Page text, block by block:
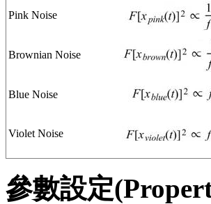
Pink Noise
Brownian Noise
Blue Noise
Violet Noise
參數設定